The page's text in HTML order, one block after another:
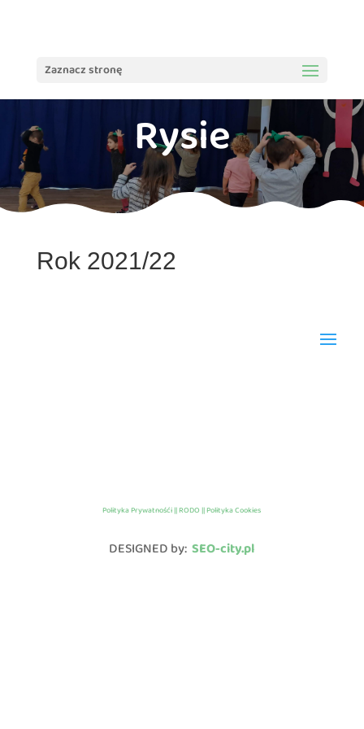
Zaznacz stronę
Rysie
Rok 2021/22
Polityka Prywatnośći || RODO || Polityka Cookies
DESIGNED by:SEO-city.pl